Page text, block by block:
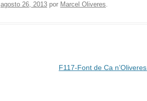
agosto 26, 2013 por Marcel Oliveres.
F117-Font de Ca n’Oliveres